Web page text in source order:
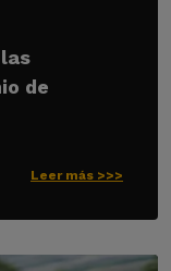
de
Leer más >>>